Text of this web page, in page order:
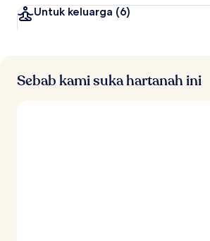
Untuk keluarga (6)
Sebab kami suka hartanah ini